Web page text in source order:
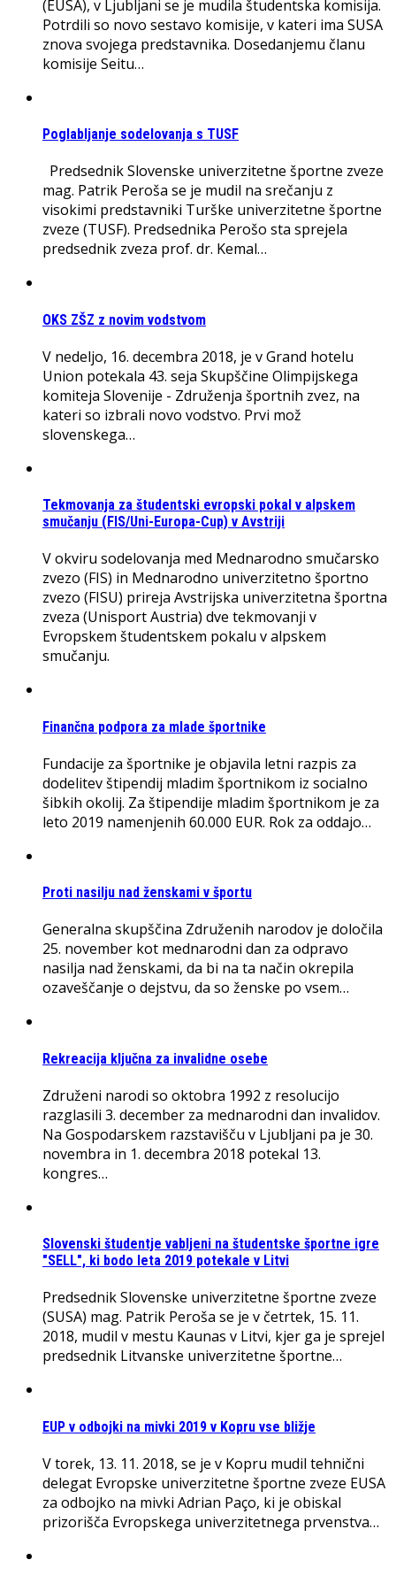
(EUSA), v Ljubljani se je mudila študentska komisija.
Potrdili so novo sestavo komisije, v kateri ima SUSA
znova svojega predstavnika. Dosedanjemu članu
komisije Seitu…
Poglabljanje sodelovanja s TUSF
Predsednik Slovenske univerzitetne športne zveze
mag. Patrik Peroša se je mudil na srečanju z
visokimi predstavniki Turške univerzitetne športne
zveze (TUSF). Predsednika Perošo sta sprejela
predsednik zveza prof. dr. Kemal…
OKS ZŠZ z novim vodstvom
V nedeljo, 16. decembra 2018, je v Grand hotelu
Union potekala 43. seja Skupščine Olimpijskega
komiteja Slovenije - Združenja športnih zvez, na
kateri so izbrali novo vodstvo. Prvi mož
slovenskega…
Tekmovanja za študentski evropski pokal v alpskem
smučanju (FIS/Uni-Europa-Cup) v Avstriji
V okviru sodelovanja med Mednarodno smučarsko
zvezo (FIS) in Mednarodno univerzitetno športno
zvezo (FISU) prireja Avstrijska univerzitetna športna
zveza (Unisport Austria) dve tekmovanji v
Evropskem študentskem pokalu v alpskem
smučanju.
Finančna podpora za mlade športnike
Fundacije za športnike je objavila letni razpis za
dodelitev štipendij mladim športnikom iz socialno
šibkih okolij. Za štipendije mladim športnikom je za
leto 2019 namenjenih 60.000 EUR. Rok za oddajo…
Proti nasilju nad ženskami v športu
Generalna skupščina Združenih narodov je določila
25. november kot mednarodni dan za odpravo
nasilja nad ženskami, da bi na ta način okrepila
ozaveščanje o dejstvu, da so ženske po vsem…
Rekreacija ključna za invalidne osebe
Združeni narodi so oktobra 1992 z resolucijo
razglasili 3. december za mednarodni dan invalidov.
Na Gospodarskem razstavišču v Ljubljani pa je 30.
novembra in 1. decembra 2018 potekal 13.
kongres…
Slovenski študentje vabljeni na študentske športne igre
"SELL", ki bodo leta 2019 potekale v Litvi
Predsednik Slovenske univerzitetne športne zveze
(SUSA) mag. Patrik Peroša se je v četrtek, 15. 11.
2018, mudil v mestu Kaunas v Litvi, kjer ga je sprejel
predsednik Litvanske univerzitetne športne…
EUP v odbojki na mivki 2019 v Kopru vse bližje
V torek, 13. 11. 2018, se je v Kopru mudil tehnični
delegat Evropske univerzitetne športne zveze EUSA
za odbojko na mivki Adrian Paço, ki je obiskal
prizorišča Evropskega univerzitetnega prvenstva…